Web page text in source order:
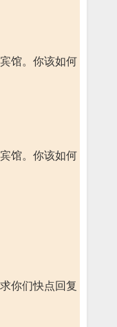
馆。你该如何
馆。你该如何
你们快点回复